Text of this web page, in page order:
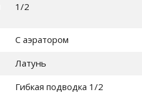
1/2
С аэратором
Латунь
Гибкая подводка 1/2